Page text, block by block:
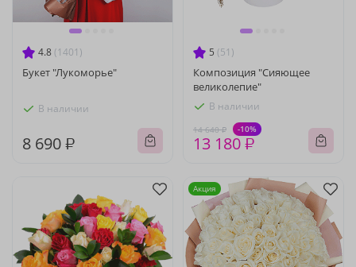
4.8 (1401)
Букет "Лукоморье"
В наличии
8 690 ₽
5 (51)
Композиция "Сияющее
великолепие"
В наличии
14 640 ₽ -10%
13 180 ₽
Акция